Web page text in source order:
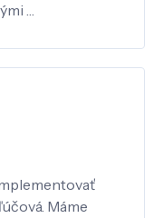
…
Máme